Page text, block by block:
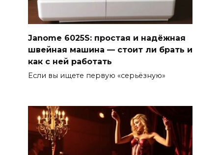
Janome 6025S: простая и надёжная
швейная машина — стоит ли брать и
как с ней работать
Если вы ищете первую «серьёзную»